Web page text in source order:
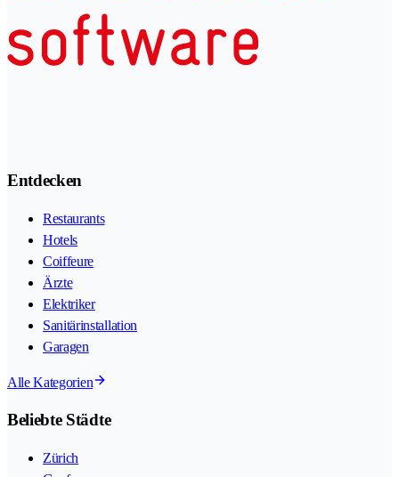
Entdecken
Restaurants
Hotels
Coiffeure
Ärzte
Elektriker
Sanitärinstallation
Garagen
Alle Kategorien
Beliebte Städte
Zürich